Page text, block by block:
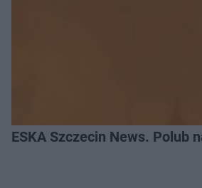
ESKA Szczecin News. Polub